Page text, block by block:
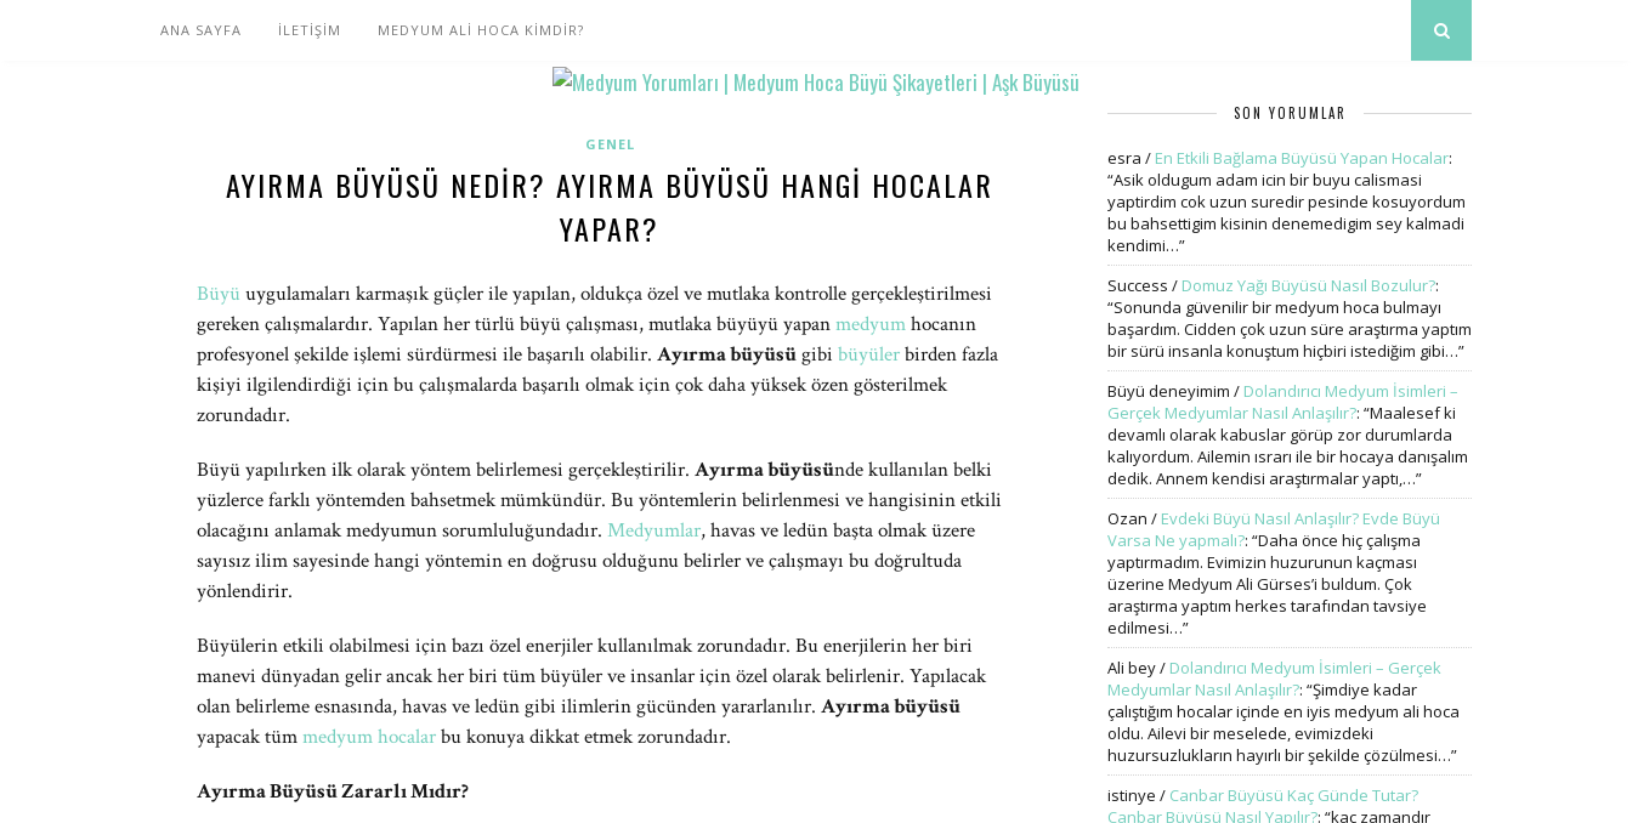
ANA SAYFA İLETİŞİM MEDYUM ALİ HOCA KİMDİR?
GENEL
AYIRMA BÜYÜSÜ NEDIR? AYIRMA BÜYÜSÜ HANGI HOCALAR
YAPAR?
Büyü uygulamaları karmaşık güçler ile yapılan, oldukça özel ve mutlaka kontrolle gerçekleştirilmesi
gereken çalışmalardır. Yapılan her türlü büyü çalışması, mutlaka büyüyü yapanmedyumhocanın
profesyonel şekilde işlemi sürdürmesi ile başarılı olabilir. Ayırma büyüsügibi büyülerbirden fazla
kişiyi ilgilendirdiği için bu çalışmalarda başarılı olmak için çok daha yüksek özen gösterilmek
zorundadır.
Büyü yapılırken ilk olarak yöntem belirlemesi gerçekleştirilir. Ayırma büyüsünde kullanılan belki
yüzlerce farklı yöntemden bahsetmek mümkündür. Bu yöntemlerin belirlenmesi ve hangisinin etkili
olacağını anlamak medyumun sorumluluğundadır. Medyumlar, havas ve ledün başta olmak üzere
sayısız ilim sayesinde hangi yöntemin en doğrusu olduğunu belirler ve çalışmayı bu doğrultuda
yönlendirir.
Büyülerin etkili olabilmesi için bazı özel enerjiler kullanılmak zorundadır. Bu enerjilerin her biri
manevi dünyadan gelir ancak her biri tüm büyüler ve insanlar için özel olarak belirlenir. Yapılacak
olan belirleme esnasında, havas ve ledün gibi ilimlerin gücünden yararlanılır. Ayırma büyüsü
yapacak tümmedyum hocalarbu konuya dikkat etmek zorundadır.
Ayırma Büyüsü Zararlı Mıdır?
SON YORUMLAR
esra / En Etkili Bağlama Büyüsü Yapan Hocalar:
“Asik oldugum adam icin bir buyu calismasi
yaptirdim cok uzun suredir pesinde kosuyordum
bu bahsettigim kisinin denemedigim sey kalmadi
kendimi…”
Success / Domuz Yağı Büyüsü Nasıl Bozulur?:
“Sonunda güvenilir bir medyum hoca bulmayı
başardım. Cidden çok uzun süre araştırma yaptım
bir sürü insanla konuştum hiçbiri istediğim gibi…”
Büyü deneyimim / Dolandırıcı Medyum İsimleri –
Gerçek Medyumlar Nasıl Anlaşılır?: “Maalesef ki
devamlı olarak kabuslar görüp zor durumlarda
kalıyordum. Ailemin ısrarı ile bir hocaya danışalım
dedik. Annem kendisi araştırmalar yaptı,…”
Ozan / Evdeki Büyü Nasıl Anlaşılır? Evde Büyü
Varsa Ne yapmalı?: “Daha önce hiç çalışma
yaptırmadım. Evimizin huzurunun kaçması
üzerine Medyum Ali Gürses’i buldum. Çok
araştırma yaptım herkes tarafından tavsiye
edilmesi…”
Ali bey/ Dolandırıcı Medyum İsimleri – Gerçek
Medyumlar Nasıl Anlaşılır?: “Şimdiye kadar
çalıştığım hocalar içinde en iyis medyum ali hoca
oldu. Ailevi bir meselede, evimizdeki
huzursuzlukların hayırlı bir şekilde çözülmesi…”
istinye / Canbar Büyüsü Kaç Günde Tutar?
Canbar Büyüsü Nasıl Yapılır?: “kaç zamandır